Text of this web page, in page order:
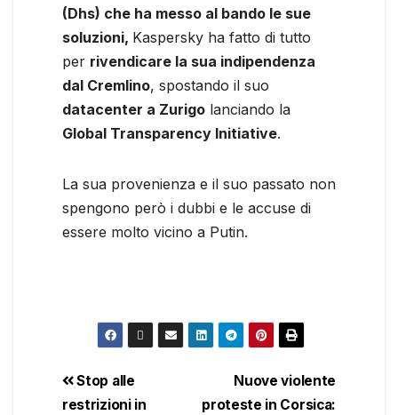
(Dhs) che ha messo al bando le sue
soluzioni, Kaspersky ha fatto di tutto
per rivendicare la sua indipendenza
dal Cremlino, spostando il suo
datacenter a Zurigo lanciando la
Global Transparency Initiative.
La sua provenienza e il suo passato non
spengono però i dubbi e le accuse di
essere molto vicino a Putin.
Nuove violente
proteste in Corsica:
Stop alle
restrizioni in